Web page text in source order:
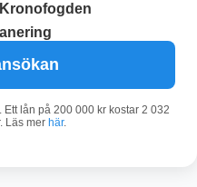
lån på 200 000 kr kostar 2 032
Läs mer här.